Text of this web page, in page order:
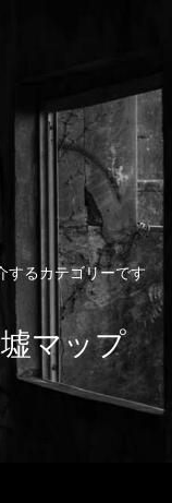
するカテゴリーです
マップ